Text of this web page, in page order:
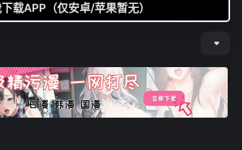
载APP（仅安卓/苹果暂无）